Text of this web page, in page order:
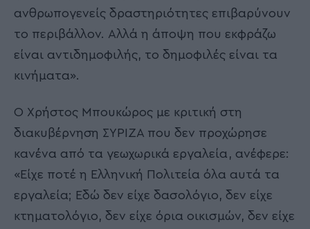
ανθρωπογενείς δραστηριότητες επιβαρύνουν
το περιβάλλον. Αλλά η άποψη που εκφράζω
είναι αντιδημοφιλής, το δημοφιλές είναι τα
κινήματα».
Ο Χρήστος Μπουκώρος με κριτική στη
διακυβέρνηση ΣΥΡΙΖΑ που δεν προχώρησε
κανένα από τα γεωχωρικά εργαλεία, ανέφερε:
«Είχε ποτέ η Ελληνική Πολιτεία όλα αυτά τα
εργαλεία; Εδώ δεν είχε δασολόγιο, δεν είχε
κτηματολόγιο, δεν είχε όρια οικισμών, δεν είχε